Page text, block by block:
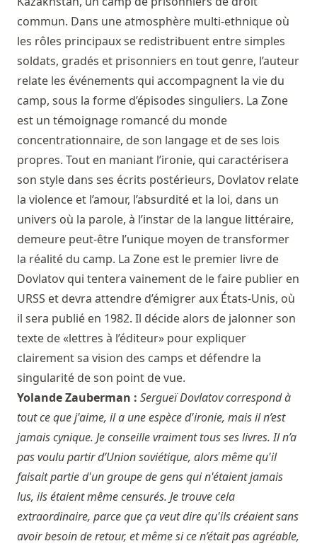
commun. Dans une atmosphère multi-ethnique où
les rôles principaux se redistribuent entre simples
soldats, gradés et prisonniers en tout genre, l’auteur
relate les événements qui accompagnent la vie du
camp, sous la forme d’épisodes singuliers. La Zone
est un témoignage romancé du monde
concentrationnaire, de son langage et de ses lois
propres. Tout en maniant l’ironie, qui caractérisera
son style dans ses écrits postérieurs, Dovlatov relate
la violence et l’amour, l’absurdité et la loi, dans un
univers où la parole, à l’instar de la langue littéraire,
demeure peut-être l’unique moyen de transformer
la réalité du camp. La Zone est le premier livre de
Dovlatov qui tentera vainement de le faire publier en
URSS et devra attendre d’émigrer aux États-Unis, où
il sera publié en 1982. Il décide alors de jalonner son
texte de «lettres à l’éditeur» pour expliquer
clairement sa vision des camps et défendre la
singularité de son point de vue.
Yolande Zauberman : Sergueï Dovlatov correspond à
tout ce que j'aime, il a une espèce d'ironie, mais il n’est
jamais cynique. Je conseille vraiment tous ses livres. Il n’a
pas voulu partir d’Union soviétique, alors même qu'il
faisait partie d'un groupe de gens qui n'étaient jamais
lus, ils étaient même censurés. Je trouve cela
extraordinaire, parce que ça veut dire qu'ils créaient sans
avoir besoin de retour, et même si ce n’était pas agréable,